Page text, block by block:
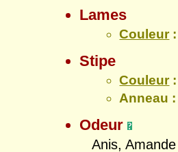
Lames
Couleur:
Stipe
Couleur:
Anneau :
Odeur
Anis,